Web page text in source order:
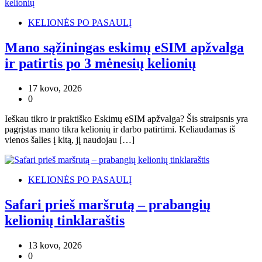
KELIONĖS PO PASAULĮ
Mano sąžiningas eskimų eSIM apžvalga
ir patirtis po 3 mėnesių kelionių
17 kovo, 2026
0
Ieškau tikro ir praktiško Eskimų eSIM apžvalga? Šis straipsnis yra
pagrįstas mano tikra kelionių ir darbo patirtimi. Keliaudamas iš
vienos šalies į kitą, jį naudojau […]
KELIONĖS PO PASAULĮ
Safari prieš maršrutą – prabangių
kelionių tinklaraštis
13 kovo, 2026
0